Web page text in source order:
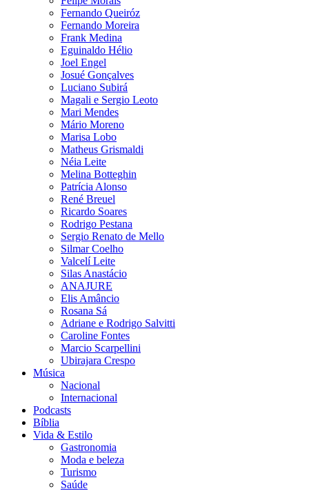
Fernando Queiróz
Fernando Moreira
Frank Medina
Eguinaldo Hélio
Joel Engel
Josué Gonçalves
Luciano Subirá
Magali e Sergio Leoto
Mari Mendes
Mário Moreno
Marisa Lobo
Matheus Grismaldi
Néia Leite
Melina Botteghin
Patrícia Alonso
René Breuel
Ricardo Soares
Rodrigo Pestana
Sergio Renato de Mello
Silmar Coelho
Valcelí Leite
Silas Anastácio
ANAJURE
Elis Amâncio
Rosana Sá
Adriane e Rodrigo Salvitti
Caroline Fontes
Marcio Scarpellini
Ubirajara Crespo
Música
Nacional
Internacional
Podcasts
Bíblia
Vida & Estilo
Gastronomia
Moda e beleza
Turismo
Saúde